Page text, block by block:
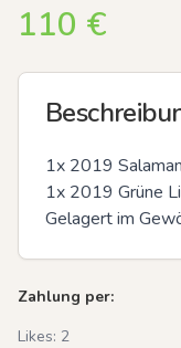
110 €
1x 2019
1x 2019 Grüne
Gelagert im
Zahlung per:
Likes: 2